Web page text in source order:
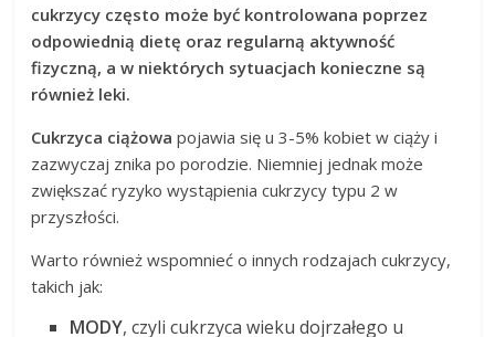
cukrzycy często może być kontrolowana poprzez
odpowiednią dietę oraz regularną aktywność
fizyczną, a w niektórych sytuacjach konieczne są
również leki.
Cukrzyca ciążowa pojawia się u 3-5% kobiet w ciąży i
zazwyczaj znika po porodzie. Niemniej jednak może
zwiększać ryzyko wystąpienia cukrzycy typu 2 w
przyszłości.
Warto również wspomnieć o innych rodzajach cukrzycy,
takich jak:
MODY, czyli cukrzyca wieku dojrzałego u